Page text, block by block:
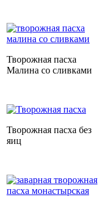
Творожная пасха
Малина со сливками
Творожная пасха без
яиц